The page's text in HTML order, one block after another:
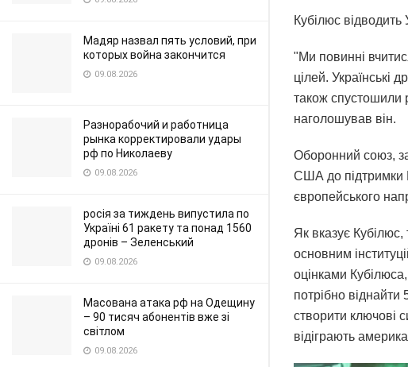
Мадяр назвал пять условий, при
которых война закончится
09.08.2026
Разнорабочий и работница
рынка корректировали удары
рф по Николаеву
09.08.2026
росія за тиждень випустила по
Україні 61 ракету та понад 1560
дронів – Зеленський
09.08.2026
Масована атака рф на Одещину
– 90 тисяч абонентів вже зі
світлом
09.08.2026
Кубілюс
"Ми повинні
цілей. Українські
також спустошили
наголошував він.
Оборонний союз,
США до підтримки
європейського
Як вказує
основним
оцінками
потрібно віднайти
створити ключові
відіграють